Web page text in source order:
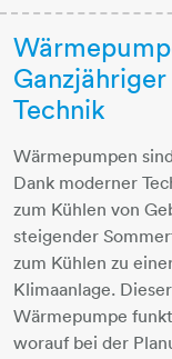
Technik
Wärmepumpen
Dank moderner
zum Kühlen von
steigender
zum Kühlen zu
Klimaanlage.
Wärmepumpe
worauf bei der